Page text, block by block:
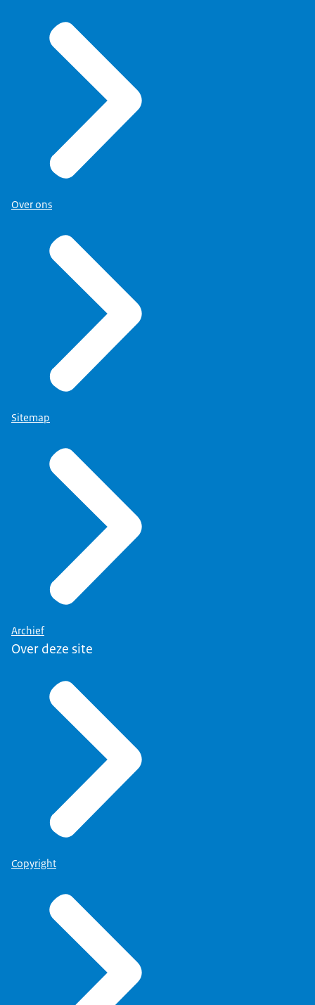
Over ons
Sitemap
Archief
Over deze site
Copyright